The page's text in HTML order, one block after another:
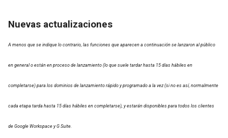
Nuevas actualizaciones
A menos que se indique lo contrario, las funciones que aparecen a continuación se lanzaron al público
en general o están en proceso de lanzamiento (lo que suele tardar hasta 15 días hábiles en
completarse) para los dominios de lanzamiento rápido y programado a la vez (si no es así, normalmente
cada etapa tarda hasta 15 días hábiles en completarse), y estarán disponibles para todos los clientes
de Google Workspace y G Suite.